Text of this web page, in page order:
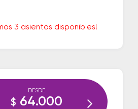
3 asientos disponibles!
DESDE
$ 64.000